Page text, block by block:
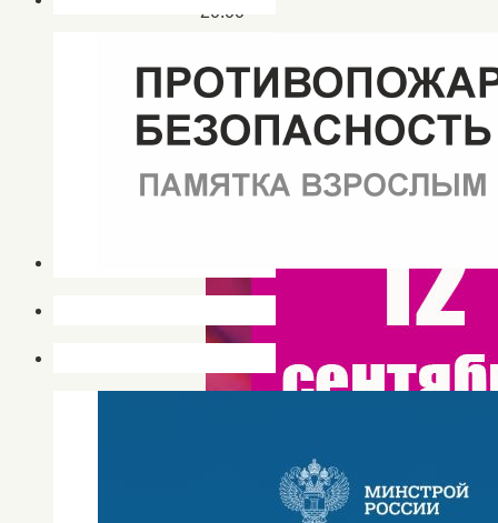
20.00
ПЛОЩАДКЕ
ВОЗЛЕ
РДК.